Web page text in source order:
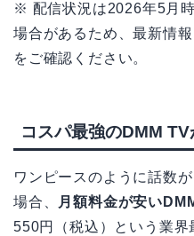
※ 配信状況は2026年5月
場合があるため、最新情
をご確認ください。
コスパ最強のDMM
ワンピースのように話数
場合、
月額料金が安い
550円（税込）という業